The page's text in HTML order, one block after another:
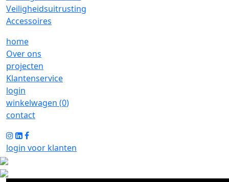
Veiligheidsuitrusting
Accessoires
home
Over ons
projecten
Klantenservice
login
winkelwagen (0)
contact
login voor klanten